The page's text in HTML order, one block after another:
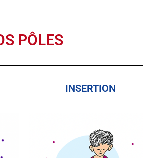
PÔLES
INSERTION